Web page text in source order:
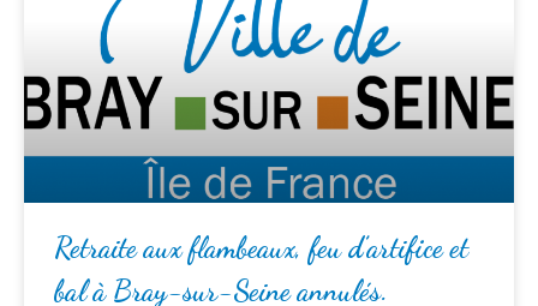
Retraite aux flambeaux, feu d’artifice et
bal à Bray-sur-Seine annulés.